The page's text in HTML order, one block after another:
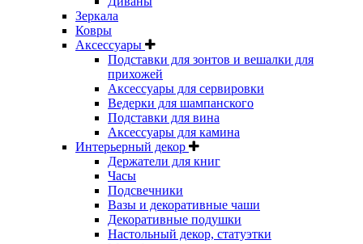
Зеркала
Ковры
Аксессуары
Подставки для зонтов и вешалки для
прихожей
Аксессуары для сервировки
Ведерки для шампанского
Подставки для вина
Аксессуары для камина
Интерьерный декор
Держатели для книг
Часы
Подсвечники
Вазы и декоративные чаши
Декоративные подушки
Настольный декор, статуэтки